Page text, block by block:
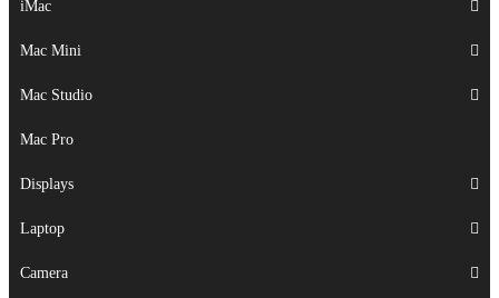
iMac
Mac Mini
Mac Studio
Mac Pro
Displays
Laptop
iMac
Mac Mini
Mac Studio
Mac Pro
Displays
Laptop
Camera